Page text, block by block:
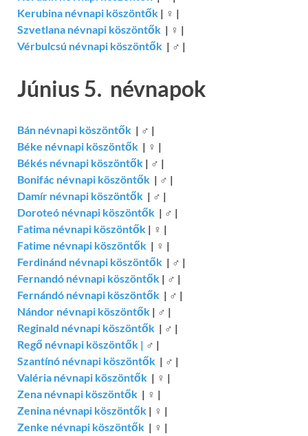
Kerubina névnapi köszöntők | ♀ |
Szvetlana névnapi köszöntők | ♀ |
Vérbulcsú névnapi köszöntők | ♂ |
Június 5. névnapok
Bán névnapi köszöntők | ♂ |
Béke névnapi köszöntők | ♀ |
Békés névnapi köszöntők | ♂ |
Bonifác névnapi köszöntők | ♂ |
Damír névnapi köszöntők | ♂ |
Doroteó névnapi köszöntők | ♂ |
Fatima névnapi köszöntők | ♀ |
Fatime névnapi köszöntők | ♀ |
Ferdinánd névnapi köszöntők | ♂ |
Fernandó névnapi köszöntők | ♂ |
Fernándó névnapi köszöntők | ♂ |
Nándor névnapi köszöntők | ♂ |
Reginald névnapi köszöntők | ♂ |
Regő névnapi köszöntők | ♂ |
Szantínó névnapi köszöntők | ♂ |
Valéria névnapi köszöntők | ♀ |
Zena névnapi köszöntők | ♀ |
Zenina névnapi köszöntők | ♀ |
Zenke névnapi köszöntők | ♀ |